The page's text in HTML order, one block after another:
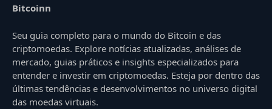
Bitcoinn
Seu guia completo para o mundo do Bitcoin e das
criptomoedas. Explore notícias atualizadas, análises de
mercado, guias práticos e insights especializados para
entender e investir em criptomoedas. Esteja por dentro das
últimas tendências e desenvolvimentos no universo digital
das moedas virtuais.